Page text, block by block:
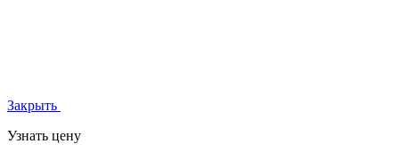
Закрыть
Узнать цену